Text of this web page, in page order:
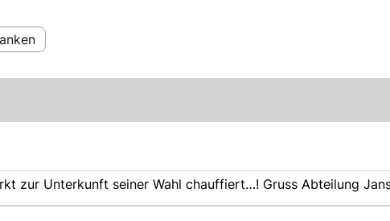
zur Unterkunft seiner Wahl chauffiert…! Gruss Abteilung